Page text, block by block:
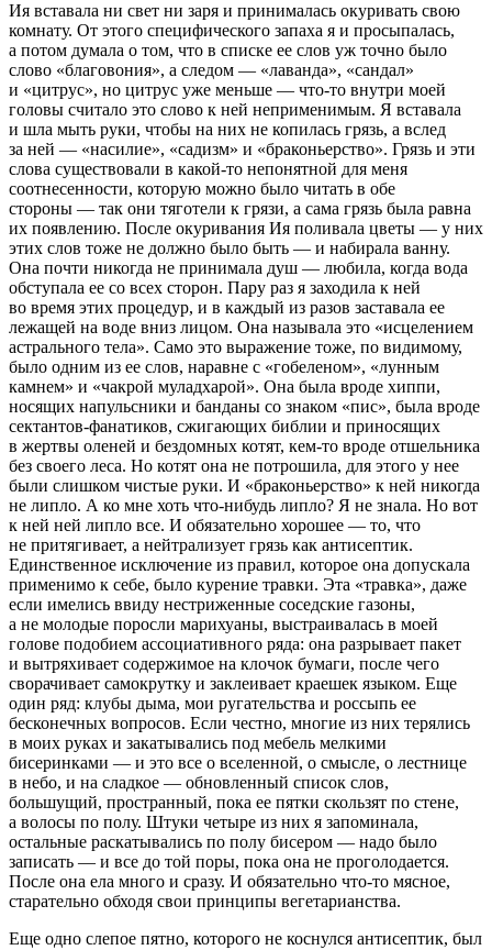
Ия вставала ни свет ни заря и принималась окуривать свою
комнату. От этого специфического запаха я и просыпалась,
а потом думала о том, что в списке ее слов уж точно было
слово «благовония», а следом — «лаванда», «сандал»
и «цитрус», но цитрус уже меньше — что-то внутри моей
головы считало это слово к ней неприменимым. Я вставала
и шла мыть руки, чтобы на них не копилась грязь, а вслед
за ней — «насилие», «садизм» и «браконьерство». Грязь и эти
слова существовали в какой-то непонятной для меня
соотнесенности, которую можно было читать в обе
стороны — так они тяготели к грязи, а сама грязь была равна
их появлению. После окуривания Ия поливала цветы — у них
этих слов тоже не должно было быть — и набирала ванну.
Она почти никогда не принимала душ — любила, когда вода
обступала ее со всех сторон. Пару раз я заходила к ней
во время этих процедур, и в каждый из разов заставала ее
лежащей на воде вниз лицом. Она называла это «исцелением
астрального тела». Само это выражение тоже, по видимому,
было одним из ее слов, наравне с «гобеленом», «лунным
камнем» и «чакрой муладхарой». Она была вроде хиппи,
носящих напульсники и банданы со знаком «пис», была вроде
сектантов-фанатиков, сжигающих библии и приносящих
в жертвы оленей и бездомных котят, кем-то вроде отшельника
без своего леса. Но котят она не потрошила, для этого у нее
были слишком чистые руки. И «браконьерство» к ней никогда
не липло. А ко мне хоть что-нибудь липло? Я не знала. Но вот
к ней ней липло все. И обязательно хорошее — то, что
не притягивает, а нейтрализует грязь как антисептик.
Единственное исключение из правил, которое она допускала
применимо к себе, было курение травки. Эта «травка», даже
если имелись ввиду нестриженные соседские газоны,
а не молодые поросли марихуаны, выстраивалась в моей
голове подобием ассоциативного ряда: она разрывает пакет
и вытряхивает содержимое на клочок бумаги, после чего
сворачивает самокрутку и заклеивает краешек языком. Еще
один ряд: клубы дыма, мои ругательства и россыпь ее
бесконечных вопросов. Если честно, многие из них терялись
в моих руках и закатывались под мебель мелкими
бисеринками — и это все о вселенной, о смысле, о лестнице
в небо, и на сладкое — обновленный список слов,
большущий, пространный, пока ее пятки скользят по стене,
а волосы по полу. Штуки четыре из них я запоминала,
остальные раскатывались по полу бисером — надо было
записать — и все до той поры, пока она не проголодается.
После она ела много и сразу. И обязательно что-то мясное,
старательно обходя свои принципы вегетарианства.
Еще одно слепое пятно, которого не коснулся антисептик, был